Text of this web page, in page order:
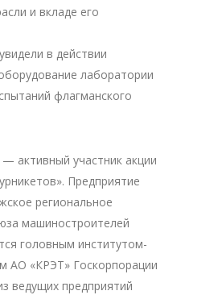
и вкладе его
в действии
лаборатории
флагманского
активный участник акции
Предприятие
региональное
машиностроителей
головным институтом-
АО «КРЭТ» Госкорпорации
ведущих предприятий